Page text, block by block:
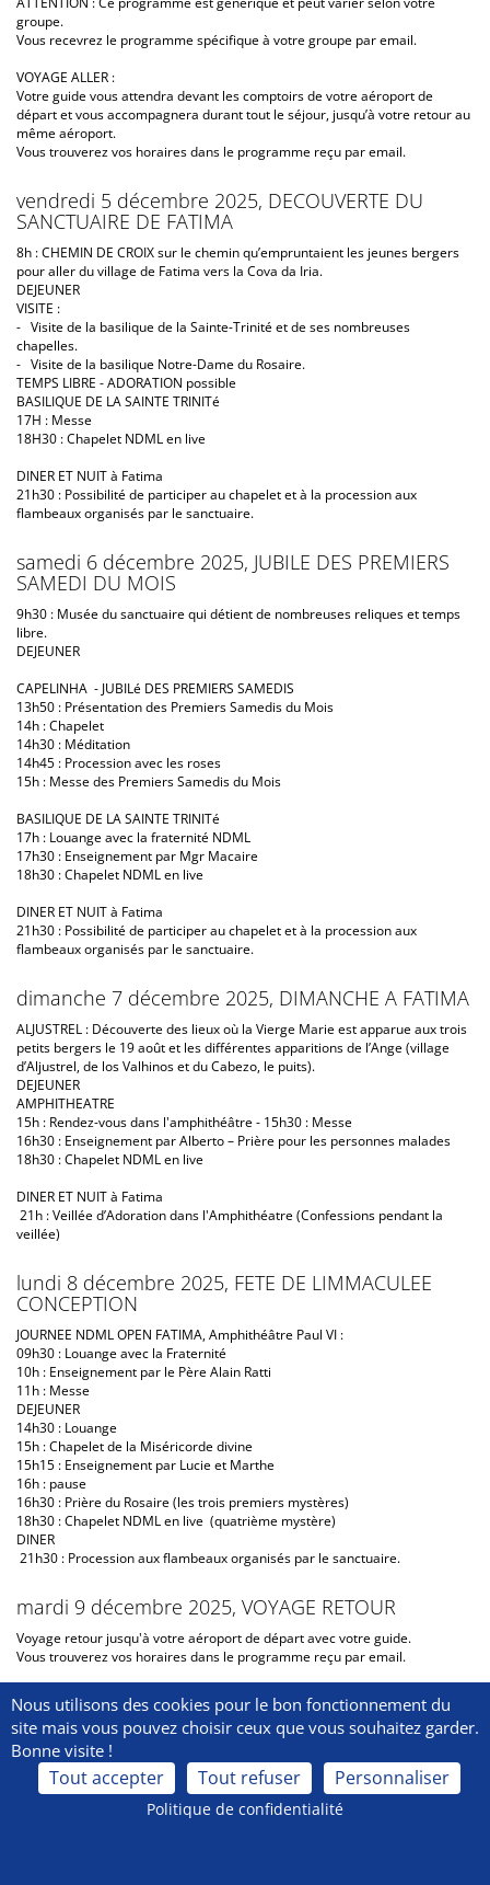
groupe.
Vous recevrez le programme spécifique à votre groupe par email.
VOYAGE ALLER :
Votre guide vous attendra devant les comptoirs de votre aéroport de
départ et vous accompagnera durant tout le séjour, jusqu’à votre retour au
même aéroport.
Vous trouverez vos horaires dans le programme reçu par email.
vendredi 5 décembre 2025, DECOUVERTE DU
SANCTUAIRE DE FATIMA
8h : CHEMIN DE CROIX sur le chemin qu’empruntaient les jeunes bergers
pour aller du village de Fatima vers la Cova da Iria.
DEJEUNER
VISITE :
- Visite de la basilique de la Sainte-Trinité et de ses nombreuses
chapelles.
- Visite de la basilique Notre-Dame du Rosaire.
TEMPS LIBRE - ADORATION possible
BASILIQUE DE LA SAINTE TRINITé
17H : Messe
18H30 : Chapelet NDML en live
DINER ET NUIT à Fatima
21h30 : Possibilité de participer au chapelet et à la procession aux
flambeaux organisés par le sanctuaire.
samedi 6 décembre 2025, JUBILE DES PREMIERS
SAMEDI DU MOIS
9h30 : Musée du sanctuaire qui détient de nombreuses reliques et temps
libre.
DEJEUNER
CAPELINHA - JUBILé DES PREMIERS SAMEDIS
13h50 : Présentation des Premiers Samedis du Mois
14h : Chapelet
14h30 : Méditation
14h45 : Procession avec les roses
15h : Messe des Premiers Samedis du Mois
BASILIQUE DE LA SAINTE TRINITé
17h : Louange avec la fraternité NDML
17h30 : Enseignement par Mgr Macaire
18h30 : Chapelet NDML en live
DINER ET NUIT à Fatima
21h30 : Possibilité de participer au chapelet et à la procession aux
flambeaux organisés par le sanctuaire.
dimanche 7 décembre 2025, DIMANCHE A FATIMA
ALJUSTREL : Découverte des lieux où la Vierge Marie est apparue aux trois
petits bergers le 19 août et les différentes apparitions de l’Ange (village
d’Aljustrel, de los Valhinos et du Cabezo, le puits).
DEJEUNER
AMPHITHEATRE
15h : Rendez-vous dans l'amphithéâtre - 15h30 : Messe
16h30 : Enseignement par Alberto – Prière pour les personnes malades
18h30 : Chapelet NDML en live
DINER ET NUIT à Fatima
21h : Veillée d’Adoration dans l'Amphithéatre (Confessions pendant la
veillée)
lundi 8 décembre 2025, FETE DE LIMMACULEE
CONCEPTION
JOURNEE NDML OPEN FATIMA, Amphithéâtre Paul VI :
09h30 : Louange avec la Fraternité
10h : Enseignement par le Père Alain Ratti
11h : Messe
DEJEUNER
14h30 : Louange
15h : Chapelet de la Miséricorde divine
15h15 : Enseignement par Lucie et Marthe
16h : pause
16h30 : Prière du Rosaire (les trois premiers mystères)
18h30 : Chapelet NDML en live (quatrième mystère)
DINER
21h30 : Procession aux flambeaux organisés par le sanctuaire.
mardi 9 décembre 2025, VOYAGE RETOUR
Voyage retour jusqu'à votre aéroport de départ avec votre guide.
Vous trouverez vos horaires dans le programme reçu par email.
Nous utilisons des cookies pour le bon fonctionnement du
site mais vous pouvez choisir ceux que vous souhaitez garder.
Bonne visite !
Tout accepter Tout refuser Personnaliser
Politique de confidentialité